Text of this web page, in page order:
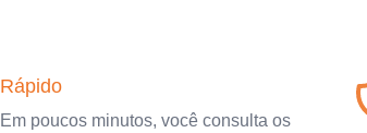
Rápido
Em poucos minutos, você consulta os